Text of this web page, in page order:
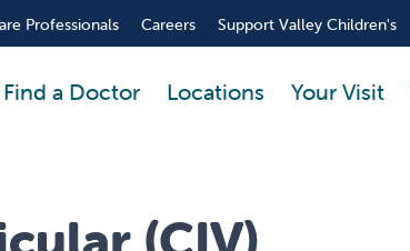
Professionals Careers Support Valley Children's
Find a Doctor Locations Your Visit